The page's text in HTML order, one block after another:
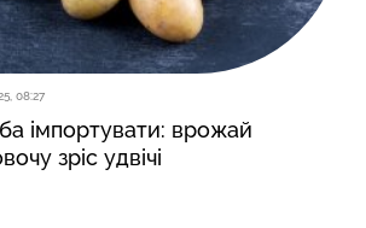
08:27
імпортувати: врожай
зріс удвічі